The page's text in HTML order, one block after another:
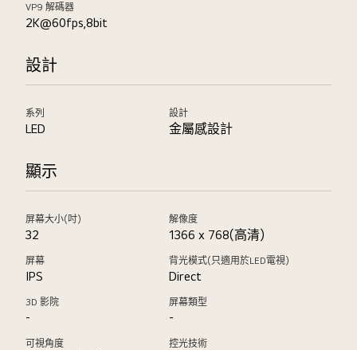
VP9 解碼器
2K@60fps,8bit
設計
系列
LED
設計
金屬感設計
顯示
屏幕大小(吋)
32
解像度
1366 x 768(高清)
屏幕
IPS
背光模式(只適用於LED電視)
Direct
3D 影院
-
屏幕類型
-
可視角度 控光技術